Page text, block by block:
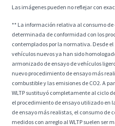
Las imágenes pueden no reflejar con
** La información relativa al consumo
determinada de conformidad con los
contemplados por la normativa. Desde el
vehículos nuevos ya han sido
armonizado de ensayo de vehículos
nuevo procedimiento de ensayo más
combustible y las emisiones de CO2. A
WLTP sustituyó completamente al ciclo
el procedimiento de ensayo utilizado en
de ensayo más realistas, el consumo de
medidos con arreglo al WLTP suelen ser